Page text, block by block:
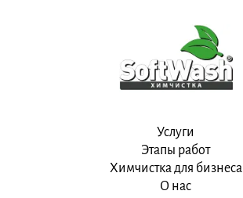
Услуги
Этапы работ
Химчистка для бизнеса
О нас